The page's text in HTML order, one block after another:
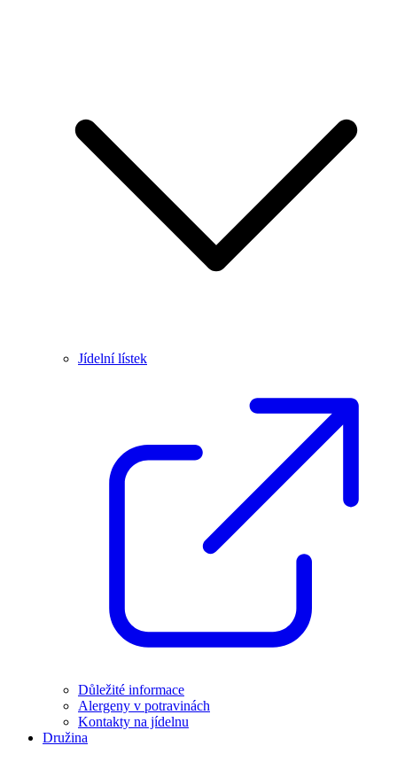
Jídelní lístek
Důležité informace
Alergeny v potravinách
Kontakty na jídelnu
Družina